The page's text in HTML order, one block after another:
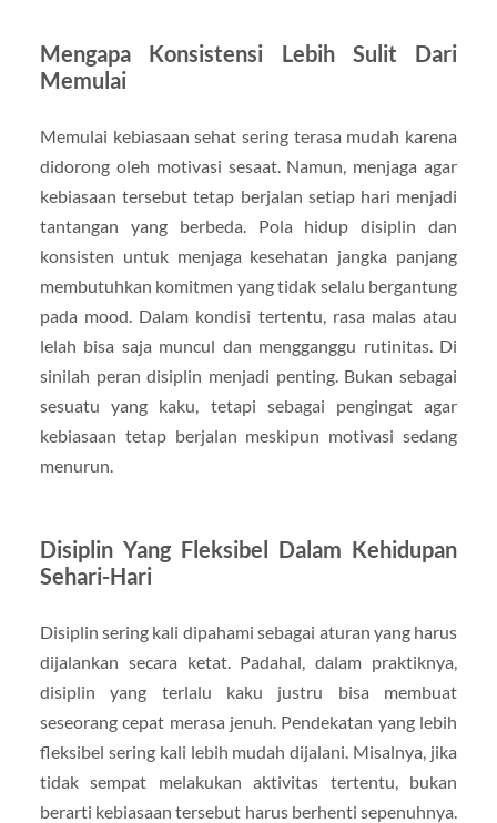
Mengapa Konsistensi Lebih Sulit Dari
Memulai
Memulai kebiasaan sehat sering terasa mudah karena
didorong oleh motivasi sesaat. Namun, menjaga agar
kebiasaan tersebut tetap berjalan setiap hari menjadi
tantangan yang berbeda. Pola hidup disiplin dan
konsisten untuk menjaga kesehatan jangka panjang
membutuhkan komitmen yang tidak selalu bergantung
pada mood. Dalam kondisi tertentu, rasa malas atau
lelah bisa saja muncul dan mengganggu rutinitas. Di
sinilah peran disiplin menjadi penting. Bukan sebagai
sesuatu yang kaku, tetapi sebagai pengingat agar
kebiasaan tetap berjalan meskipun motivasi sedang
menurun.
Disiplin Yang Fleksibel Dalam Kehidupan
Sehari-Hari
Disiplin sering kali dipahami sebagai aturan yang harus
dijalankan secara ketat. Padahal, dalam praktiknya,
disiplin yang terlalu kaku justru bisa membuat
seseorang cepat merasa jenuh. Pendekatan yang lebih
fleksibel sering kali lebih mudah dijalani. Misalnya, jika
tidak sempat melakukan aktivitas tertentu, bukan
berarti kebiasaan tersebut harus berhenti sepenuhnya.